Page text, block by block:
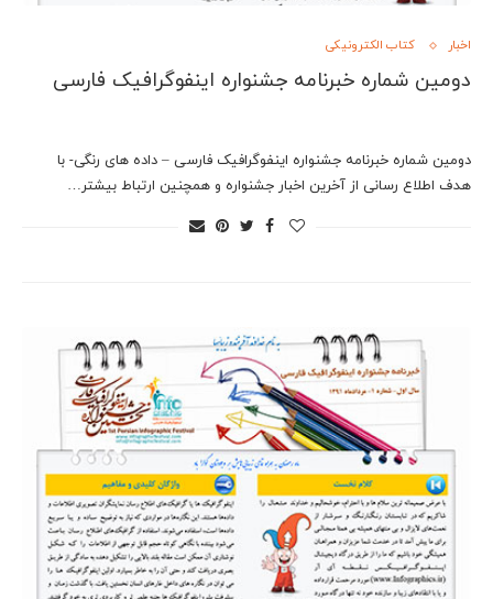
اخبار کتاب الکترونیکی
دومین شماره خبرنامه جشنواره اینفوگرافیک فارسی
دومین شماره خبرنامه جشنواره اینفوگرافیک فارسی – داده های رنگی- با
هدف اطلاع رسانی از آخرین اخبار جشنواره و همچنین ارتباط بیشتر…